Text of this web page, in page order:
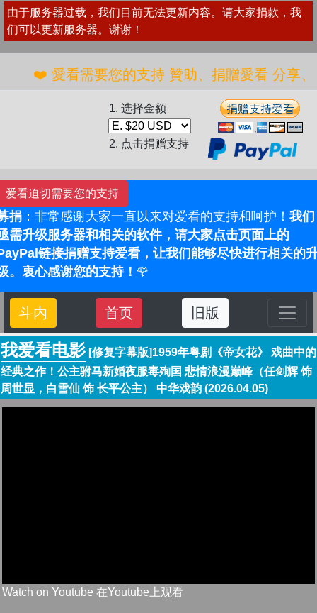
由于服务器过载，我们目前无法更新内容。请大家捐款，我
们可以更新服务器。谢谢！
❤️ 愛看需要您的支持 贊助、捐贈愛看 分享、傳
1. 选择金额
2. 点击捐赠支持
爱看迫切需要您的支持
捐 ：非常感谢大家一直以来对爱看的支持和呵护！ 我们
需升级服务器和相关的软件，请大家点击页面上的
链接捐赠支持爱看，让我们能够尽快进行相关的
。衷心感谢您的支持！ 🌹
斗内 首页 旧版
我爱看电影 [修复字幕版]1959年粤剧《帝女花》 戏曲中的
经典之作！公主驸马新婚夜服毒殉国 悲情浪漫巅峰（任剑辉 饰
周世显，白雪仙 饰 长平公主） 中华戏韵 (2026.04.05)
Watch on Youtube 在Youtube上观看